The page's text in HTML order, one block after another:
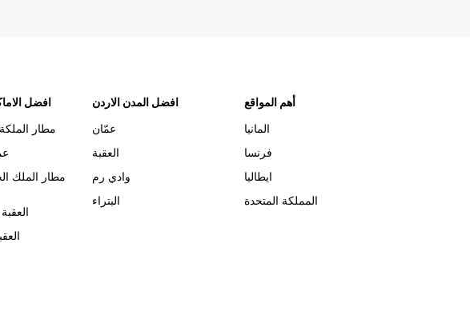
افضل
مطار
مطار الملك
افضل المدن الاردن
عمّان
العقبة
وادي رم
البتراء
أهم المواقع
المانيا
فرنسا
ايطاليا
المملكة المتحدة